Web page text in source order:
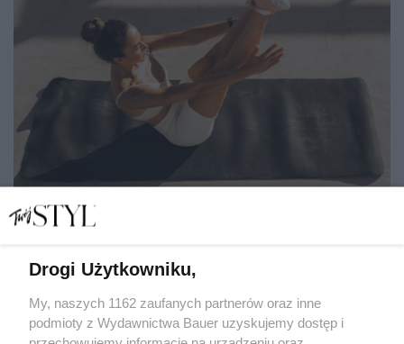
który ma wspierać odchudzanie
Drogi Użytkowniku,
My, naszych 1162 zaufanych partnerów oraz inne
podmioty z Wydawnictwa Bauer uzyskujemy dostęp i